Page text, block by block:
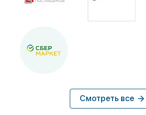
Смотреть все